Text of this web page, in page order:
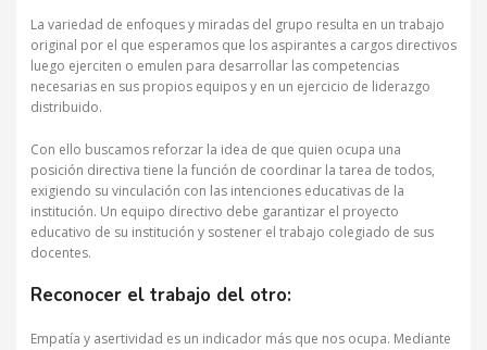
La variedad de enfoques y miradas del grupo resulta en un trabajo
original por el que esperamos que los aspirantes a cargos directivos
luego ejerciten o emulen para desarrollar las competencias
necesarias en sus propios equipos y en un ejercicio de liderazgo
distribuido.
Con ello buscamos reforzar la idea de que quien ocupa una
posición directiva tiene la función de coordinar la tarea de todos,
exigiendo su vinculación con las intenciones educativas de la
institución. Un equipo directivo debe garantizar el proyecto
educativo de su institución y sostener el trabajo colegiado de sus
docentes.
Reconocer el trabajo del otro:
Empatía y asertividad es un indicador más que nos ocupa. Mediante